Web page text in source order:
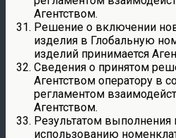
Агентством.
Решение о включении
изделия в Глобальную
изделий принимается
Сведения о принятом
Агентством оператору в
регламентом
Агентством.
Результатом выполнения
использованию